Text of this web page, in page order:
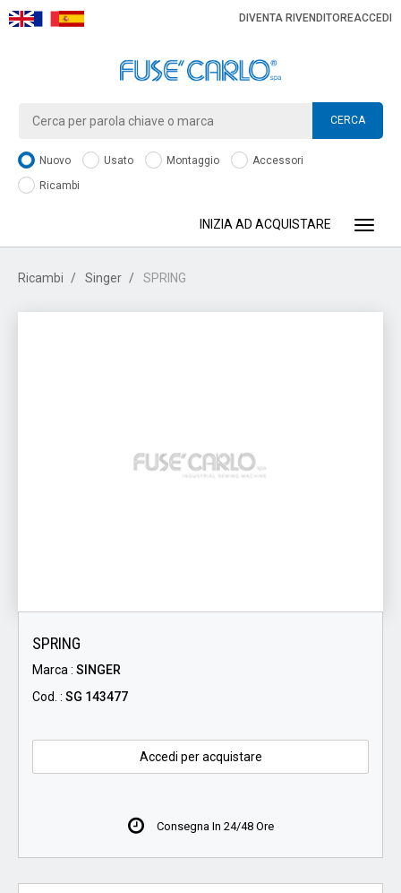
DIVENTA RIVENDITOREACCEDI
CERCA
Nuovo Usato Montaggio
Accessori
Ricambi
INIZIA AD ACQUISTARE
Ricambi Singer SPRING
SPRING
Marca : SINGER
Cod. : SG 143477
Accedi per acquistare
Consegna In 24/48 Ore